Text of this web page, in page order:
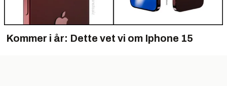
Kommer i år: Dette vet vi om Iphone 15